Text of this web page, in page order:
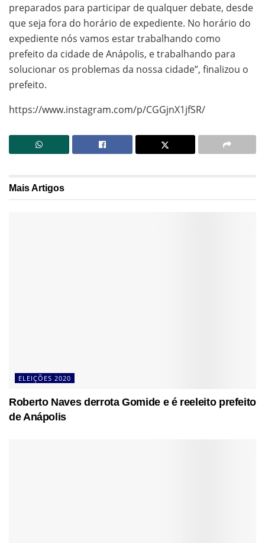
preparados para participar de qualquer debate, desde
que seja fora do horário de expediente. No horário do
expediente nós vamos estar trabalhando como
prefeito da cidade de Anápolis, e trabalhando para
solucionar os problemas da nossa cidade”, finalizou o
prefeito.
https://www.instagram.com/p/CGGjnX1jfSR/
MaisArtigos
ELEIÇÕES 2020
Roberto Naves derrota Gomide e é reeleito prefeito
de Anápolis